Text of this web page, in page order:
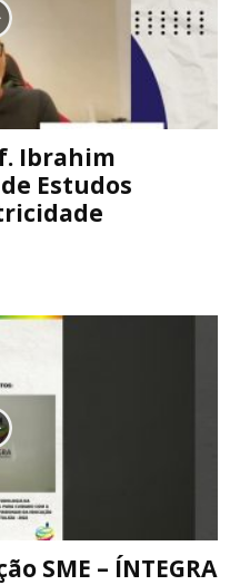
Ibrahim
Estudos
SME – ÍNTEGRA